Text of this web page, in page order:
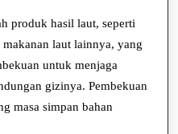
produk hasil laut, seperti
laut lainnya, yang
untuk menjaga
gizinya. Pembekuan
masa simpan bahan